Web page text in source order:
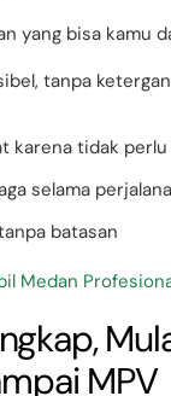
yang bisa kamu
tanpa
karena tidak
selama
batasan
Medan
MPV